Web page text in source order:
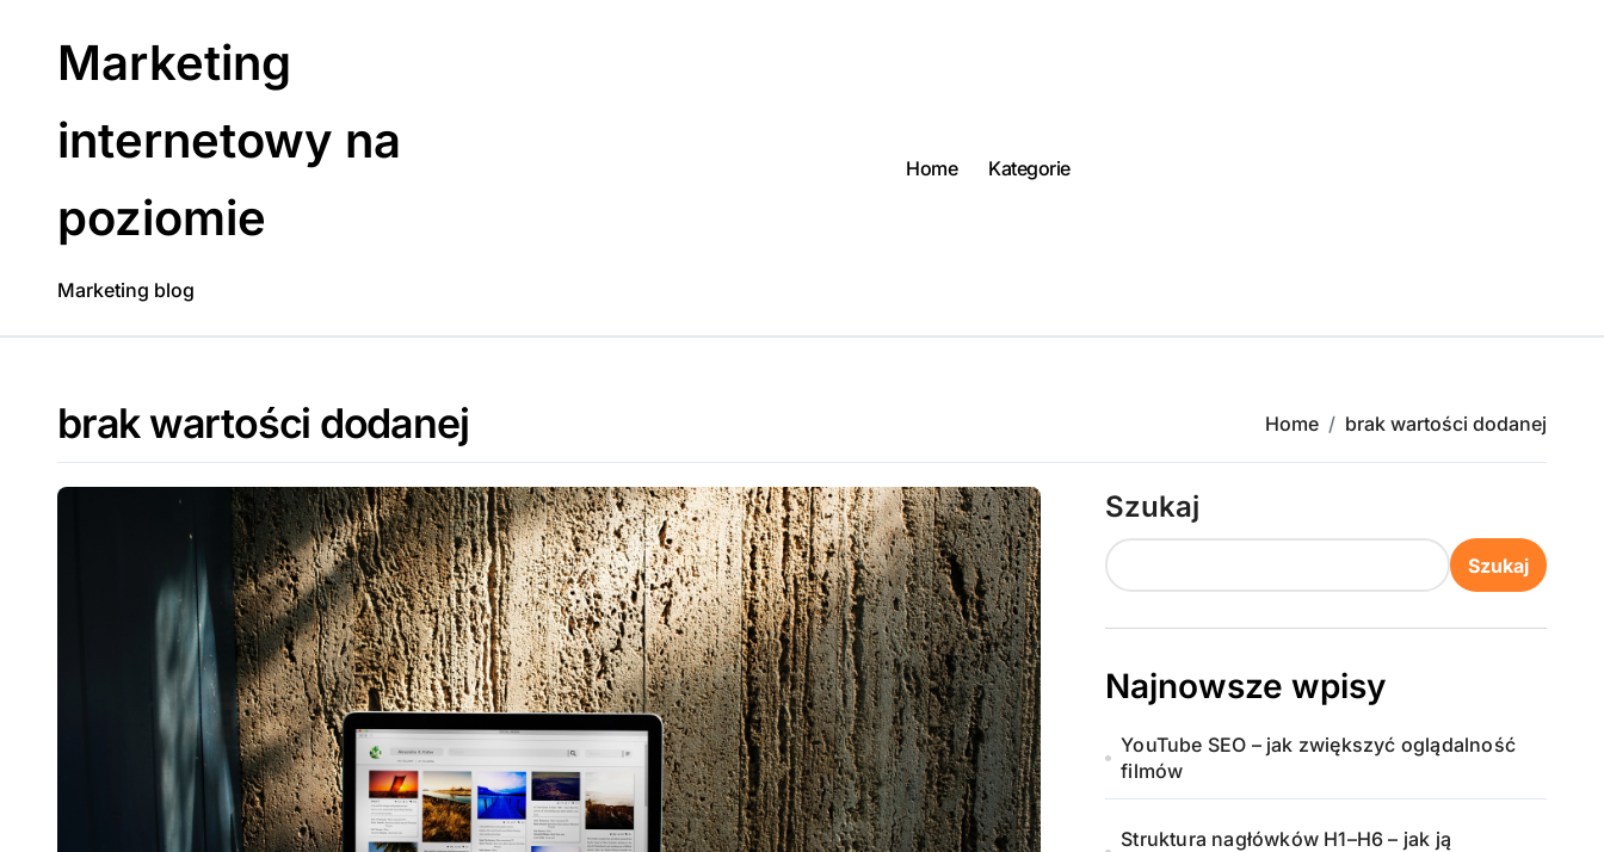
Marketing
internetowy na
poziomie
Marketing blog
Home Kategorie
brak wartości dodanej Home brak wartości dodanej
Szukaj
Szukaj
Najnowsze wpisy
YouTube SEO – jak zwiększyć oglądalność
filmów
Struktura nagłówków H1–H6 – jak ją